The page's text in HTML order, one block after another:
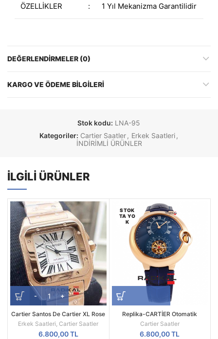
ÖZELLİKLER : 1 Yıl Mekanizma Garantilidir
DEĞERLENDIRMELER (0)
KARGO VE ÖDEME BILGILERI
Stok kodu: LNA-95
Kategoriler: Cartier Saatler, Erkek Saatleri,
İNDİRİMLİ ÜRÜNLER
İLGILI ÜRÜNLER
Cartier Santos De Cartier XL Rose
Kasa
Erkek Saatleri,Cartier Saatler
6.800,00TL
STOK
TA YO
K
Replika-CARTİER Otomatik
Mekanizma Erkek Kol Saatleri
Cartier Saatler
6.800,00TL